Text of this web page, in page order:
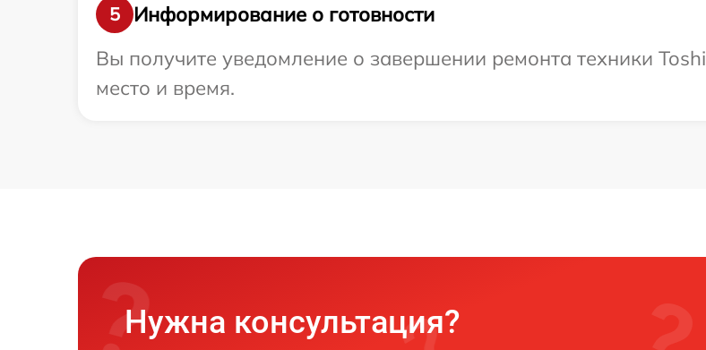
5
Информирование о готовности
Вы получите уведомление о завершении ремонта техники
место и время.
Нужна консультация?